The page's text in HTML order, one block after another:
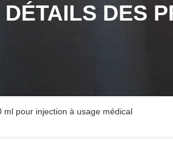
DÉTAILS DES
pour injection à usage médical